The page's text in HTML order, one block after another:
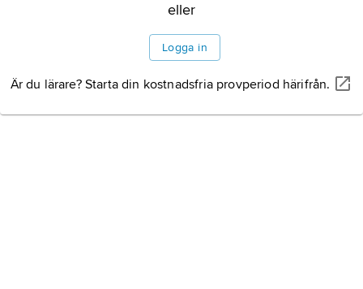
eller
Logga in
Är du lärare? Starta din kostnadsfria provperiod härifrån.